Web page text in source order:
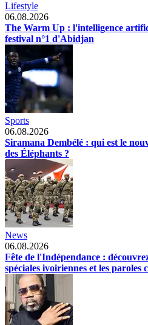
Lifestyle
06.08.2026
The Warm Up : l'intelligence
festival n°1 d'Abidjan
Sports
06.08.2026
Siramana Dembélé : qui est le
des Éléphants ?
News
06.08.2026
Fête de l'Indépendance :
spéciales ivoiriennes et les paroles